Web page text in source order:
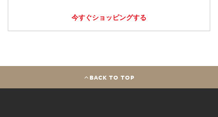
今すぐショッピングする
BACK TO TOP